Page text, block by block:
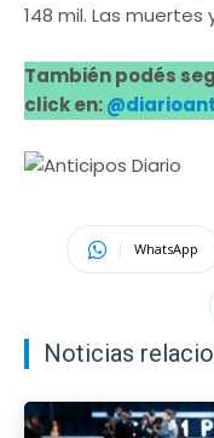
148 mil. Las muertes
También podés
click en:
WhatsApp
Noticias